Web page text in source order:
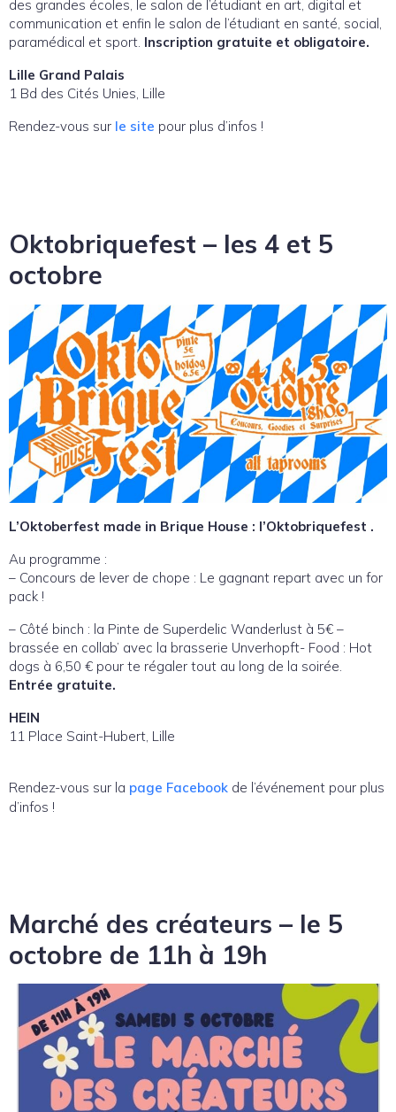
des grandes écoles, le salon de l’étudiant en art, digital et
communication et enfin le salon de l’étudiant en santé, social,
paramédical et sport. Inscription gratuite et obligatoire.
Lille Grand Palais
1 Bd des Cités Unies, Lille
Rendez-vous sur le site pour plus d’infos !
Oktobriquefest – les 4 et 5
octobre
L’Oktoberfest made in Brique House : l’Oktobriquefest .
Au programme :
– Concours de lever de chope : Le gagnant repart avec un for
pack !
– Côté binch : la Pinte de Superdelic Wanderlust à 5€ –
brassée en collab’ avec la brasserie Unverhopft- Food : Hot
dogs à 6,50 € pour te régaler tout au long de la soirée.
Entrée gratuite.
HEIN
11 Place Saint-Hubert, Lille
Rendez-vous sur la page Facebook de l’événement pour plus
d’infos !
Marché des créateurs – le 5
octobre de 11h à 19h